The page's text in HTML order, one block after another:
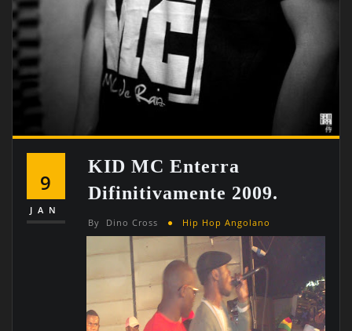
9
JAN
KID MC Enterra
Difinitivamente 2009.
By Dino Cross Hip Hop Angolano